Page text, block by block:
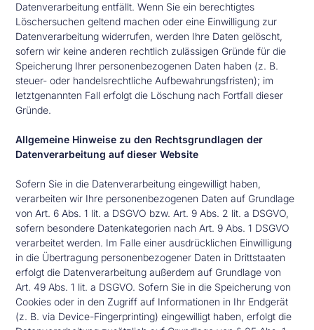
Datenverarbeitung entfällt. Wenn Sie ein berechtigtes
Löschersuchen geltend machen oder eine Einwilligung zur
Datenverarbeitung widerrufen, werden Ihre Daten gelöscht,
sofern wir keine anderen rechtlich zulässigen Gründe für die
Speicherung Ihrer personenbezogenen Daten haben (z. B.
steuer- oder handelsrechtliche Aufbewahrungsfristen); im
letztgenannten Fall erfolgt die Löschung nach Fortfall dieser
Gründe.
Allgemeine Hinweise zu den Rechtsgrundlagen der
Datenverarbeitung auf dieser Website
Sofern Sie in die Datenverarbeitung eingewilligt haben,
verarbeiten wir Ihre personenbezogenen Daten auf Grundlage
von Art. 6 Abs. 1 lit. a DSGVO bzw. Art. 9 Abs. 2 lit. a DSGVO,
sofern besondere Datenkategorien nach Art. 9 Abs. 1 DSGVO
verarbeitet werden. Im Falle einer ausdrücklichen Einwilligung
in die Übertragung personenbezogener Daten in Drittstaaten
erfolgt die Datenverarbeitung außerdem auf Grundlage von
Art. 49 Abs. 1 lit. a DSGVO. Sofern Sie in die Speicherung von
Cookies oder in den Zugriff auf Informationen in Ihr Endgerät
(z. B. via Device-Fingerprinting) eingewilligt haben, erfolgt die